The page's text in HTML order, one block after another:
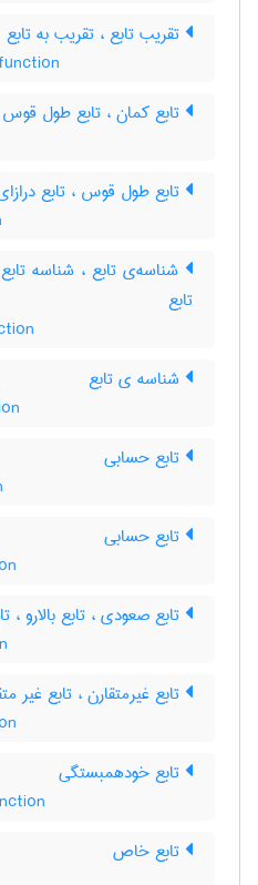
تقریب تابع ، تقریب به تابع
تابع کمان ، تابع طول قوس
تابع طول قوس ، تابع
شناسه‌ی تابع ، شناسه
تابع
شناسه ی تابع
تابع حسابی
تابع حسابی
تابع صعودی ، تابع بالارو ،
تابع غیرمتقارن ، تابع غیر
تابع خودهمبستگی
تابع خاص